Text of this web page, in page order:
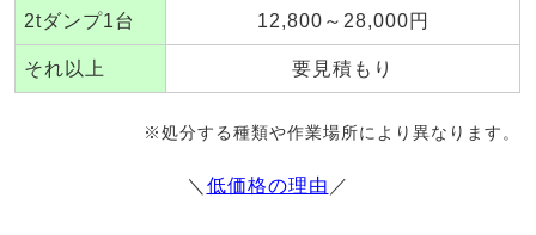
2tダンプ1台 12,800～28,000円
それ以上 要見積もり
※処分する種類や作業場所により異なります。
＼ 低価格の理由 ／